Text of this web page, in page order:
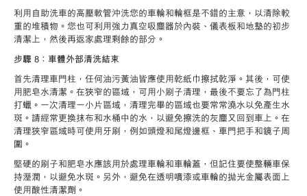
利用自助洗車的高壓軟管沖洗您的車輪和輪框是不錯的主意，以清除較
重的堆積物。您也可利用強力真空吸塵器於內裝、儀表板和地墊的初步
清潔上，然後再返家處理剩餘的部分。
步驟 8：車體外部清洗結束
首先清理車門柱，任何油污黃油皆應使用乾紙巾擦拭乾淨。其後，可使
用肥皂水清潔。在狹窄的區域，可用小刷子清理，最後不要忘了為門柱
打蠟。一次清理一小片區域，清理完畢的區域也要常常澆水以免產生水
斑。請經常更換抹布和水桶中的水，以避免擦洗的灰塵又回到車上。在
清理狹窄區域時可使用牙刷，例如頭燈和尾燈邊框、車門把手和鏡子周
圍。
堅硬的刷子和肥皂水應該用於處理車輪和車輪蓋，但記住要使整輛車保
持溼潤，以避免水斑。另外，避免在透明噴漆或車輪的拋光金屬表面上
使用酸性清潔劑。